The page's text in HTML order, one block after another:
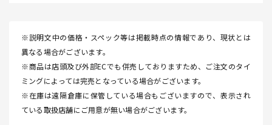
※説明文中の価格・スペック等は掲載時点の情報であり、現状とは
異なる場合がございます。
※商品は店頭及び外部ECでも併売しておりますため、ご注文のタイ
ミングによっては完売となっている場合がございます。
※在庫は遠隔倉庫に保管している場合もございますので、表示され
ている取扱店舗にご用意が無い場合がございます。